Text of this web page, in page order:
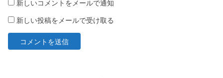
新しいコメントをメールで通知
新しい投稿をメールで受け取る